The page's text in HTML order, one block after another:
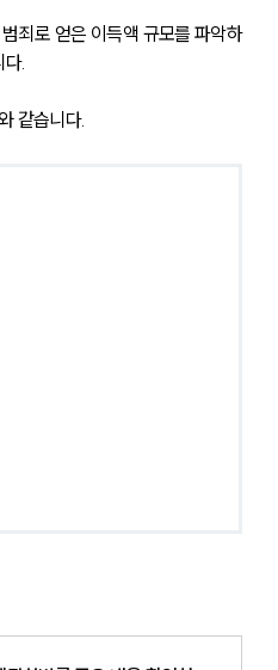
죄로 얻은 이득액 규모를 파악하
.
같습니다.